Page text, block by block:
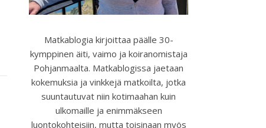
Matkablogia kirjoittaa päälle 30-
kymppinen äiti, vaimo ja koiranomistaja
Pohjanmaalta. Matkablogissa jaetaan
kokemuksia ja vinkkejä matkoilta, jotka
suuntautuvat niin kotimaahan kuin
ulkomaille ja enimmäkseen
luontokohteisiin, mutta toisinaan myös